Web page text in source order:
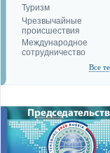
Туризм
Чрезвычайные
происшествия
Международное
сотрудничество
Все